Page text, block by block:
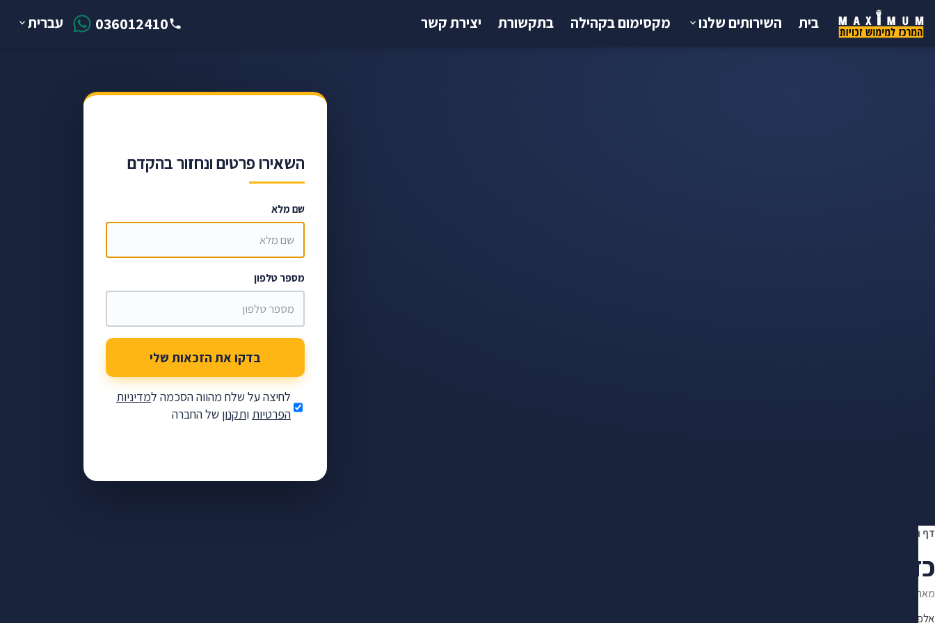
בית השירותים שלנו מקסימום בקהילה בתקשורת יצירת קשר 036012410 עברית
השאירו פרטים ונחזור בהקדם
שם מלא
מספר טלפון
בדקו את הזכאות שלי
לחיצה על שלח מהווה הסכמה למדיניות
הפרטיות ותקנון של החברה
דף הבית
כדאי למשוך פיצויים או להשאיר אותם בקרן?
מאת
אלפי תיקים מול חברות הביטוח, קרנות הפנסיה והביטוח הלאומי. פיתח שיטת עבודה ייחודית לניהול תיקים. ליווי אישי; התשלום — לפי הצלחה בלבד.